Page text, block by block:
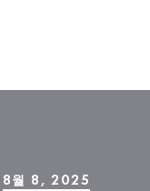
급 혜
8월 8, 2025